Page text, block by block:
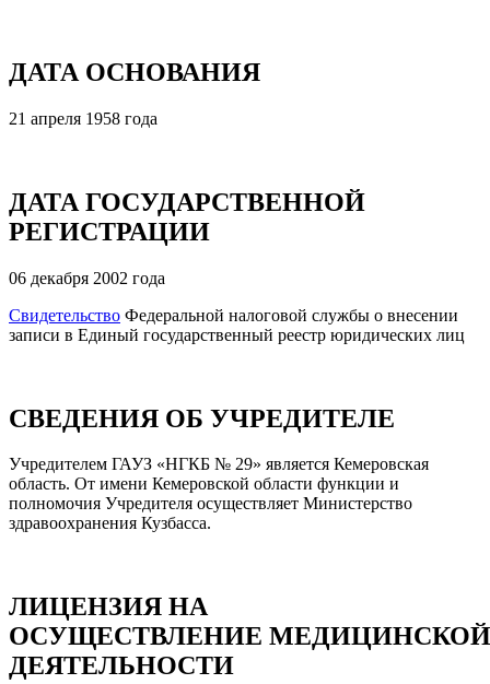
ДАТА ОСНОВАНИЯ
21 апреля 1958 года
ДАТА ГОСУДАРСТВЕННОЙ
РЕГИСТРАЦИИ
06 декабря 2002 года
Свидетельство Федеральной налоговой службы о внесении
записи в Единый государственный реестр юридических лиц
СВЕДЕНИЯ ОБ УЧРЕДИТЕЛЕ
Учредителем ГАУЗ «НГКБ № 29» является Кемеровская
область. От имени Кемеровской области функции и
полномочия Учредителя осуществляет Министерство
здравоохранения Кузбасса.
ЛИЦЕНЗИЯ НА
ОСУЩЕСТВЛЕНИЕ МЕДИЦИНСКОЙ
ДЕЯТЕЛЬНОСТИ